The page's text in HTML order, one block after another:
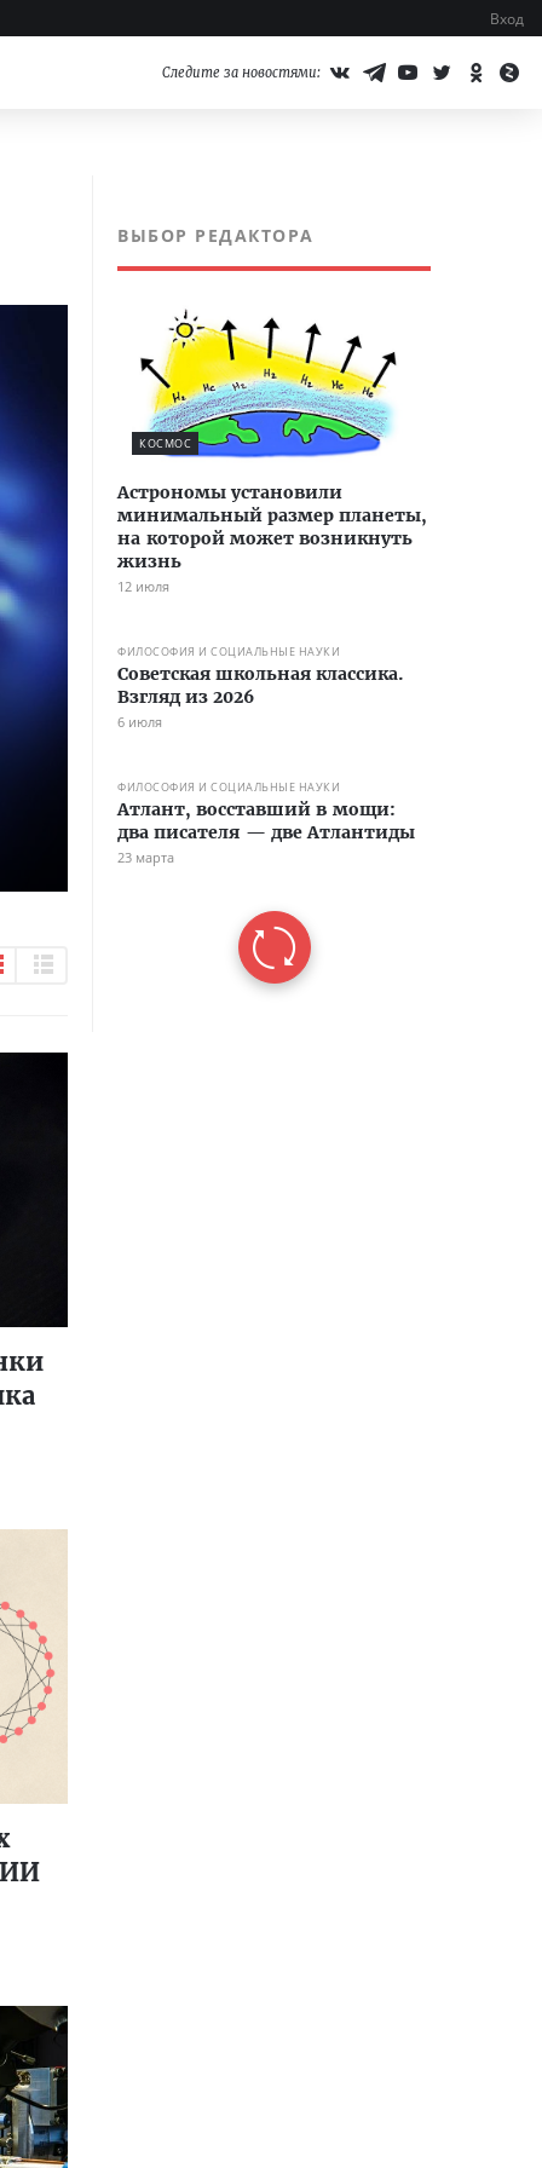
Вход
Следите за новостями:
ИИ
ВЫБОР РЕДАКТОРА
КОСМОС
Астрономы установили
минимальный размер планеты,
на которой может возникнуть
жизнь
12 июля
ФИЛОСОФИЯ И СОЦИАЛЬНЫЕ НАУКИ
Советская школьная классика.
Взгляд из 2026
6 июля
ФИЛОСОФИЯ И СОЦИАЛЬНЫЕ НАУКИ
Атлант, восставший в мощи:
два писателя — две Атлантиды
23 марта